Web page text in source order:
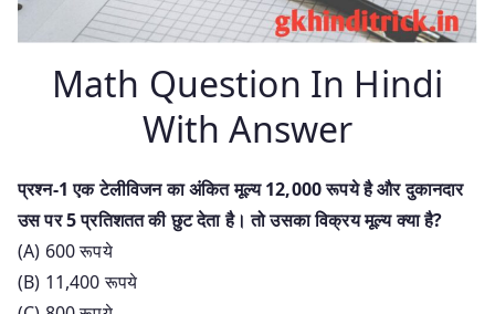
Math Question In Hindi
With Answer
प्रश्न-1 एक टेलीविजन का अंकित मूल्य 12,000 रूपये है और दुकानदार
उस पर 5 प्रतिशतत की छुट देता है। तो उसका विक्रय मूल्य क्या है?
(A) 600 रूपये
(B) 11,400 रूपये